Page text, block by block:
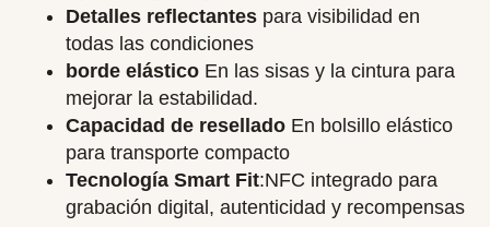
Detalles reflectantes para visibilidad en
todas las condiciones
borde elástico En las sisas y la cintura para
mejorar la estabilidad.
Capacidad de resellado En bolsillo elástico
para transporte compacto
Tecnología Smart Fit:NFC integrado para
grabación digital, autenticidad y recompensas